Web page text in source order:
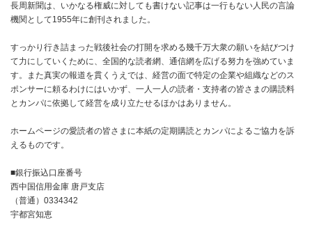
長周新聞は、いかなる権威に対しても書けない記事は一行もない人民の言論
機関として1955年に創刊されました。
すっかり行き詰まった戦後社会の打開を求める幾千万大衆の願いを結びつけ
て力にしていくために、全国的な読者網、通信網を広げる努力を強めていま
す。また真実の報道を貫くうえでは、経営の面で特定の企業や組織などのス
ポンサーに頼るわけにはいかず、一人一人の読者・支持者の皆さまの購読料
とカンパに依拠して経営を成り立たせるほかはありません。
ホームページの愛読者の皆さまに本紙の定期購読とカンパによるご協力を訴
えるものです。
■銀行振込口座番号
西中国信用金庫 唐戸支店
（普通）0334342
宇都宮知恵